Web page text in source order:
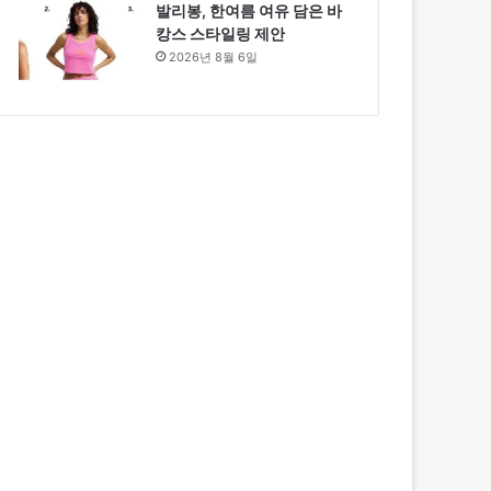
발리봉, 한여름 여유 담은 바
캉스 스타일링 제안
2026년 8월 6일